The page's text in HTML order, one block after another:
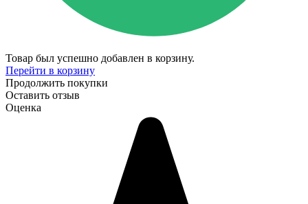
Товар был успешно добавлен в корзину.
Перейти в корзину
Продолжить покупки
Оставить отзыв
Оценка